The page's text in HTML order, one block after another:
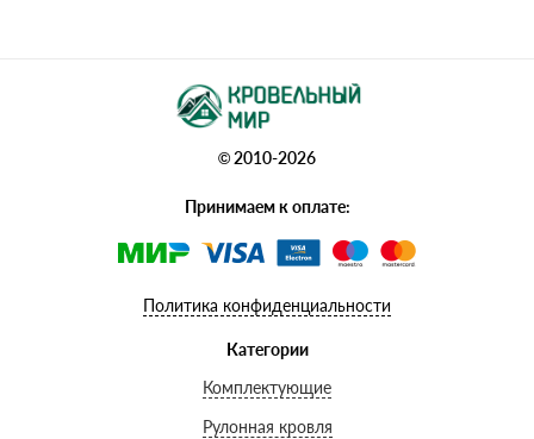
© 2010-2026
Принимаем к оплате:
Политика конфиденциальности
Категории
Комплектующие
Рулонная кровля